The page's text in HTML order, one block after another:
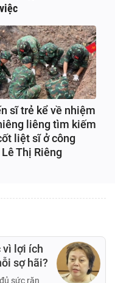
sĩ trẻ kể về nhiệm
liêng tìm kiếm
liệt sĩ ở công
Thị Riêng
vì lợi ích
sợ hãi?
sức răn